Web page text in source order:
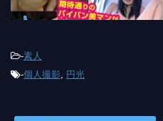
-素人
-個人撮影 円光